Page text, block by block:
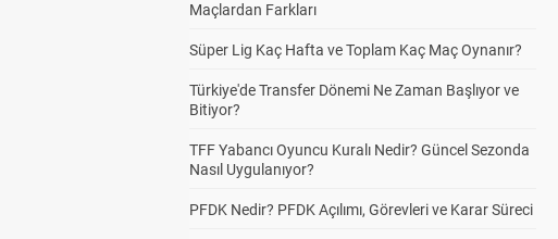
Maçlardan Farkları
Süper Lig Kaç Hafta ve Toplam Kaç Maç Oynanır?
Türkiye'de Transfer Dönemi Ne Zaman Başlıyor ve
Bitiyor?
TFF Yabancı Oyuncu Kuralı Nedir? Güncel Sezonda
Nasıl Uygulanıyor?
PFDK Nedir? PFDK Açılımı, Görevleri ve Karar Süreci